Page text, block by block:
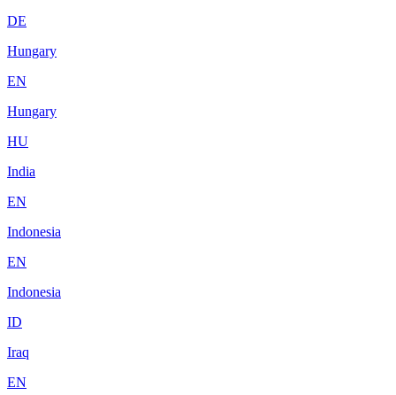
DE
Hungary
EN
Hungary
HU
India
EN
Indonesia
EN
Indonesia
ID
Iraq
EN